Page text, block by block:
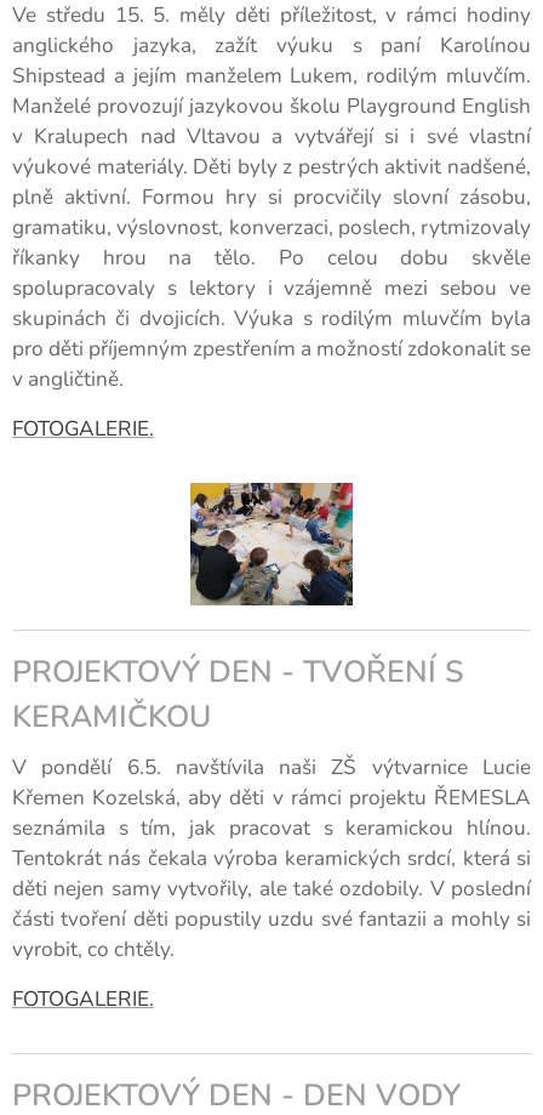
Ve středu 15. 5. měly děti příležitost, v rámci hodiny
anglického jazyka, zažít výuku s paní Karolínou
Shipstead a jejím manželem Lukem, rodilým mluvčím.
Manželé provozují jazykovou školu Playground English
v Kralupech nad Vltavou a vytvářejí si i své vlastní
výukové materiály. Děti byly z pestrých aktivit nadšené,
plně aktivní. Formou hry si procvičily slovní zásobu,
gramatiku, výslovnost, konverzaci, poslech, rytmizovaly
říkanky hrou na tělo. Po celou dobu skvěle
spolupracovaly s lektory i vzájemně mezi sebou ve
skupinách či dvojicích. Výuka s rodilým mluvčím byla
pro děti příjemným zpestřením a možností zdokonalit se
v angličtině.
FOTOGALERIE.
PROJEKTOVÝ DEN - TVOŘENÍ S
KERAMIČKOU
V pondělí 6.5. navštívila naši ZŠ výtvarnice Lucie
Křemen Kozelská, aby děti v rámci projektu ŘEMESLA
seznámila s tím, jak pracovat s keramickou hlínou.
Tentokrát nás čekala výroba keramických srdcí, která si
děti nejen samy vytvořily, ale také ozdobily. V poslední
části tvoření děti popustily uzdu své fantazii a mohly si
vyrobit, co chtěly.
FOTOGALERIE.
PROJEKTOVÝ DEN - DEN VODY